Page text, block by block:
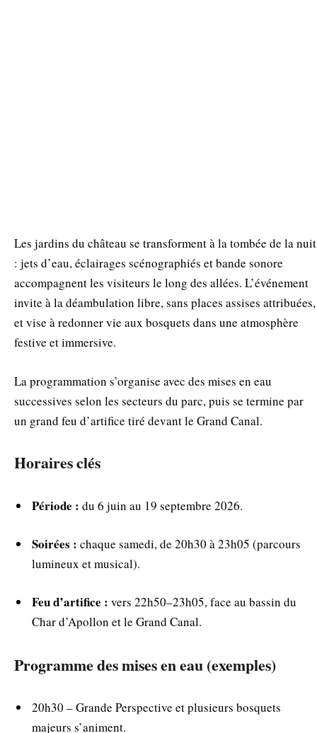
Les jardins du château se transforment à la tombée de la nuit
: jets d’eau, éclairages scénographiés et bande sonore
accompagnent les visiteurs le long des allées. L’événement
invite à la déambulation libre, sans places assises attribuées,
et vise à redonner vie aux bosquets dans une atmosphère
festive et immersive.
La programmation s’organise avec des mises en eau
successives selon les secteurs du parc, puis se termine par
un grand feu d’artifice tiré devant le Grand Canal.
Horaires clés
Période : du 6 juin au 19 septembre 2026.
Soirées : chaque samedi, de 20h30 à 23h05 (parcours
lumineux et musical).
Feu d’artifice : vers 22h50–23h05, face au bassin du
Char d’Apollon et le Grand Canal.
Programme des mises en eau (exemples)
20h30 – Grande Perspective et plusieurs bosquets
majeurs s’animent.